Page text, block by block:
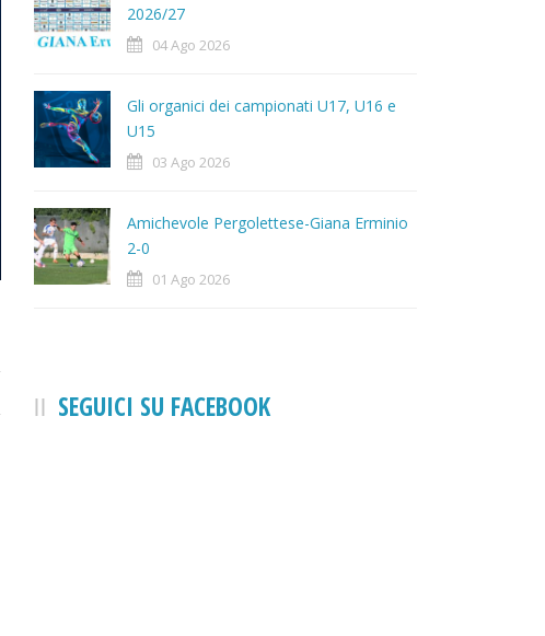
2026/27
04 Ago 2026
Gli organici dei campionati U17, U16 e
U15
03 Ago 2026
Amichevole Pergolettese-Giana Erminio
2-0
01 Ago 2026
SEGUICI SU FACEBOOK